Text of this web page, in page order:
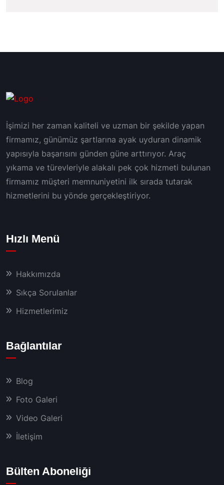
İşimizi her zaman kaliteli ve uzman bir şekilde yapan
firmamız, günümüz şartlarına ayak uyduran dinamik
yapısıyla başarısını günden güne arttırıyor. Araç
yıkama ve türevleriyle alakalı pek çok hizmeti bulunan
firmamız müşteri memnuniyetini ilk sırada tutarak
hizmetlerini bu yönde gerçekleştiriyor.
Hızlı Menü
Hakkımızda
Sıkça Sorulanlar
Hizmetlerimiz
Bağlantılar
Blog
Foto Galeri
Video Galeri
İletişim
Bülten Aboneliği